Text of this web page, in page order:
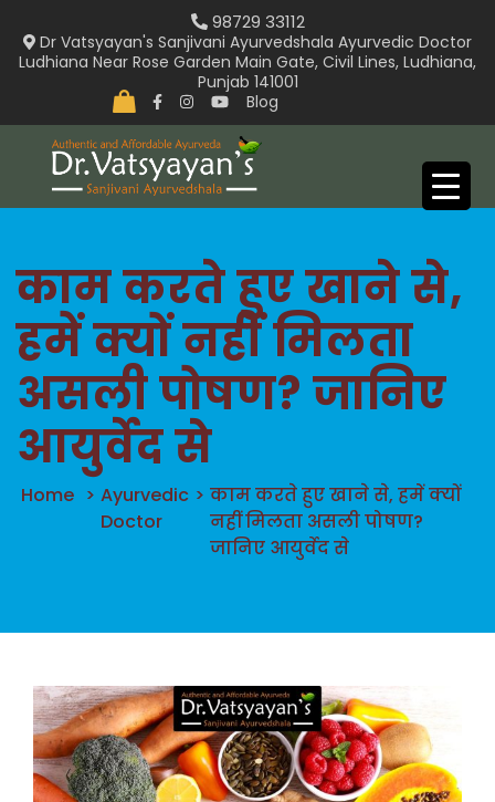
content
98729 33112
Dr Vatsyayan's Sanjivani Ayurvedshala Ayurvedic Doctor
Ludhiana Near Rose Garden Main Gate, Civil Lines, Ludhiana,
Punjab 141001
Blog
काम करते हुए खाने से,
हमें क्यों नहीं मिलता
असली पोषण? जानिए
आयुर्वेद से
Home > Ayurvedic
Doctor
> काम करते हुए खाने से, हमें क्यों
नहीं मिलता असली पोषण?
जानिए आयुर्वेद से